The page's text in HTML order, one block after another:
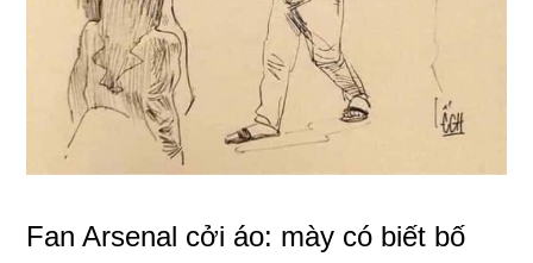
Fan Arsenal cởi áo: mày có biết bố